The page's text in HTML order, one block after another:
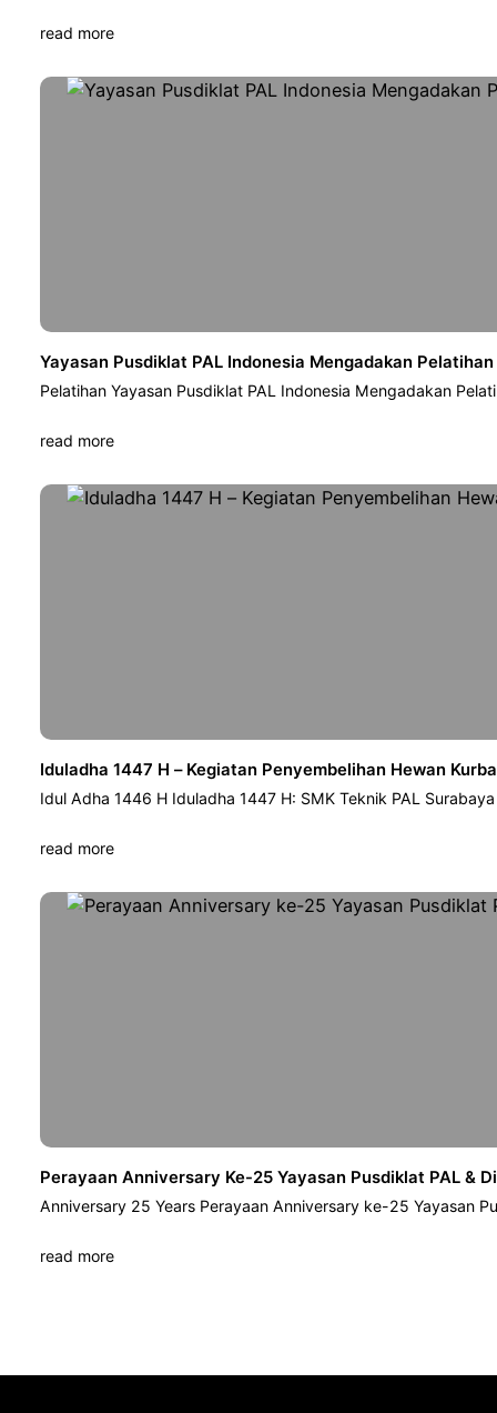
read more
Yayasan Pusdiklat PAL Indonesia Mengadakan
Pelatihan Yayasan Pusdiklat PAL Indonesia Mengadakan
read more
Iduladha 1447 H – Kegiatan Penyembelihan Hewan
Idul Adha 1446 H Iduladha 1447 H: SMK Teknik PAL
read more
Perayaan Anniversary Ke-25 Yayasan Pusdiklat PAL &
Anniversary 25 Years Perayaan Anniversary ke-25 Yayasan
read more